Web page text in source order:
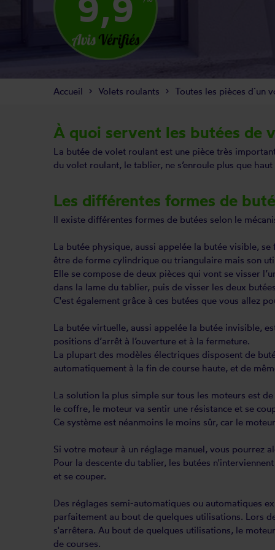
À quoi servent les butées de
La butée de volet roulant est une pièce très
du volet roulant, le tablier, ne s’enroule plus que
Les différentes formes de
Il existe différentes formes de butées selon le
La butée physique, aussi appelée la butée visible,
être de forme cylindrique ou triangulaire mais son
Elle se compose de deux pièces qui vont se visser
dans la lame du tablier, puis de visser les deux
C'est également grâce à ces butées que vous allez
La butée virtuelle, aussi appelée la butée invisible,
positions d’arrêt à l’ouverture et à la fermeture.
La plupart des modèles électriques disposent de
automatiquement à la fin de course haute, et de
La solution la plus simple sur tous les moteurs est
le coffre, le moteur va sentir une résistance et se
Ce système est néanmoins le moins sûr, car le
Si votre moteur à un réglage manuel, vous pourrez
Pour la descente du tablier, les butées
et se couper.
Des réglages semi-automatiques ou automatiques
parfaitement au bout de quelques utilisations. Lors
s'arrêtera. Au bout de quelques utilisations, le
de courses.
Accueil Volets roulants Toutes les pièces d´un